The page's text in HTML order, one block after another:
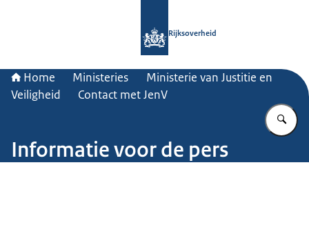
Rijksoverheid
Home Ministeries
Ministerie van Justitie en
Veiligheid
Contact met JenV
Informatie voor de pers